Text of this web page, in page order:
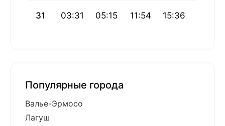
31 03:31 05:15 11:54 15:36
Популярные города
Валье-Эрмосо
Лагуш